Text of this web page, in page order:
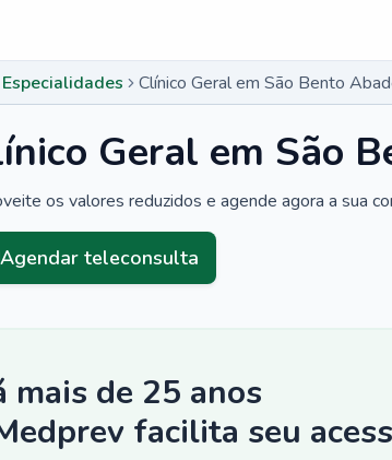
Especialidades Clínico Geral em São Bento
Geral em São
os valores reduzidos e agende agora a sua
Agendar teleconsulta
mais de 25 anos
facilita seu